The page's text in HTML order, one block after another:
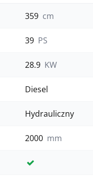
359 cm
39 PS
28.9 KW
Diesel
Hydrauliczny
2000 mm
Tak